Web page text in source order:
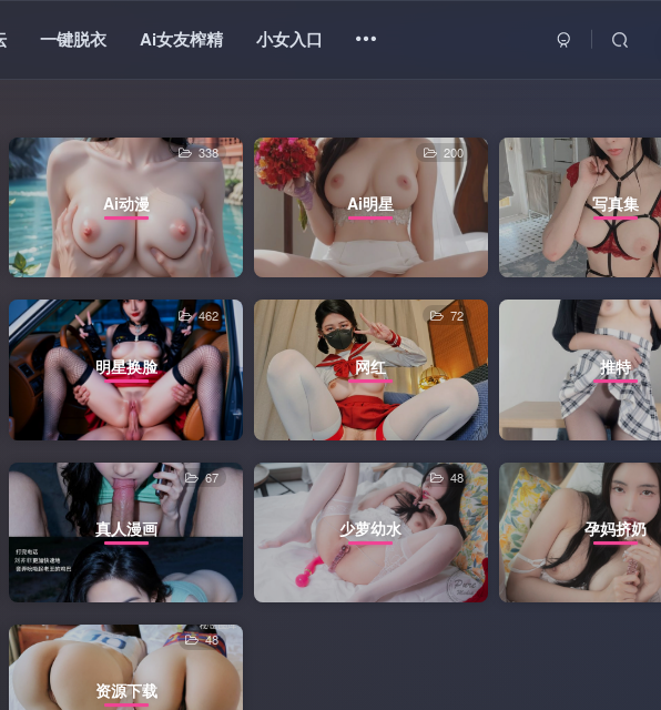
一键脱衣 Ai女友榨精 小女入口
Ai动漫
338
Ai明星
200
写真集
明星换脸
462
网红
72
推特
真人漫画
67
少萝幼水
48
孕妈挤奶
资源下载
48